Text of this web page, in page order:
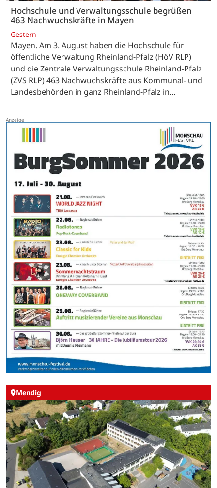
Hochschule und Verwaltungsschule begrüßen
463 Nachwuchskräfte in Mayen
Gestern
Mayen. Am 3. August haben die Hochschule für
öffentliche Verwaltung Rheinland-Pfalz (HöV RLP)
und die Zentrale Verwaltungsschule Rheinland-Pfalz
(ZVS RLP) 463 Nachwuchskräfte aus Kommunal- und
Landesbehörden in ganz Rheinland-Pfalz in…
Mendig